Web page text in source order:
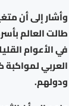
وأشار إلى أن
طالت العالم
في الأعوام
العربي
ودولهم.